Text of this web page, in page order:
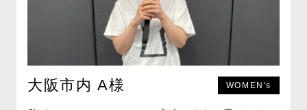
大阪市内 A様 WOMEN's